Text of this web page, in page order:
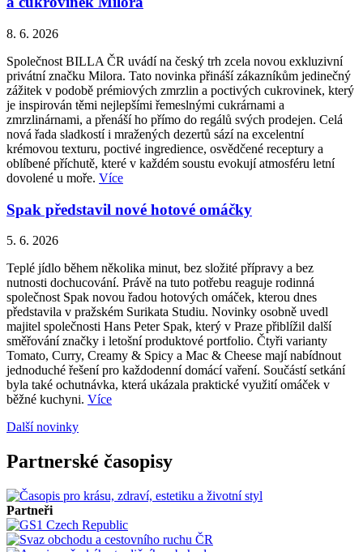
8. 6. 2026
Společnost BILLA ČR uvádí na český trh zcela novou exkluzivní
privátní značku Milora. Tato novinka přináší zákazníkům jedinečný
zážitek v podobě prémiových zmrzlin a poctivých cukrovinek, který
je inspirován těmi nejlepšími řemeslnými cukrárnami a
zmrzlinárnami, a přenáší ho přímo do regálů svých prodejen. Celá
nová řada sladkostí i mražených dezertů sází na excelentní
krémovou texturu, poctivé ingredience, osvědčené receptury a
oblíbené příchutě, které v každém soustu evokují atmosféru letní
dovolené u moře. Více
Spak představil nové hotové omáčky
5. 6. 2026
Teplé jídlo během několika minut, bez složité přípravy a bez
nutnosti dochucování. Právě na tuto potřebu reaguje rodinná
společnost Spak novou řadou hotových omáček, kterou dnes
představila v pražském Surikata Studiu. Novinky osobně uvedl
majitel společnosti Hans Peter Spak, který v Praze přiblížil další
směřování značky i letošní produktové portfolio. Čtyři varianty
Tomato, Curry, Creamy & Spicy a Mac & Cheese mají nabídnout
jednoduché řešení pro každodenní domácí vaření. Součástí setkání
byla také ochutnávka, která ukázala praktické využití omáček v
běžné kuchyni. Více
Další novinky
Partnerské časopisy
Partneři